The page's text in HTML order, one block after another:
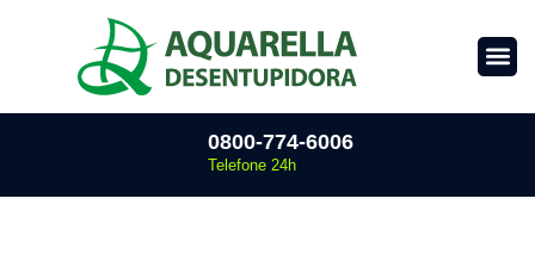
0800-774-6006
Telefone 24h